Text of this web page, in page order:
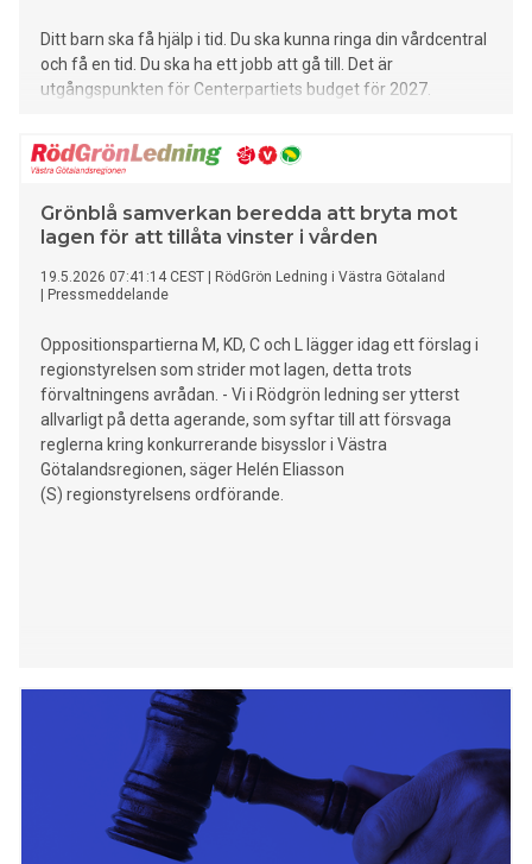
Ditt barn ska få hjälp i tid. Du ska kunna ringa din vårdcentral
och få en tid. Du ska ha ett jobb att gå till. Det är
utgångspunkten för Centerpartiets budget för 2027.
Grönblå samverkan beredda att bryta mot
lagen för att tillåta vinster i vården
19.5.2026 07:41:14 CEST
RödGrön Ledning i Västra Götaland
Pressmeddelande
Oppositionspartierna M, KD, C och L lägger idag ett förslag i
regionstyrelsen som strider mot lagen, detta trots
förvaltningens avrådan. - Vi i Rödgrön ledning ser ytterst
allvarligt på detta agerande, som syftar till att försvaga
reglerna kring konkurrerande bisysslor i Västra
Götalandsregionen, säger Helén Eliasson
(S) regionstyrelsens ordförande.